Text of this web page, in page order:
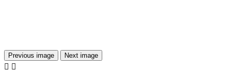
Previous image Next image
 